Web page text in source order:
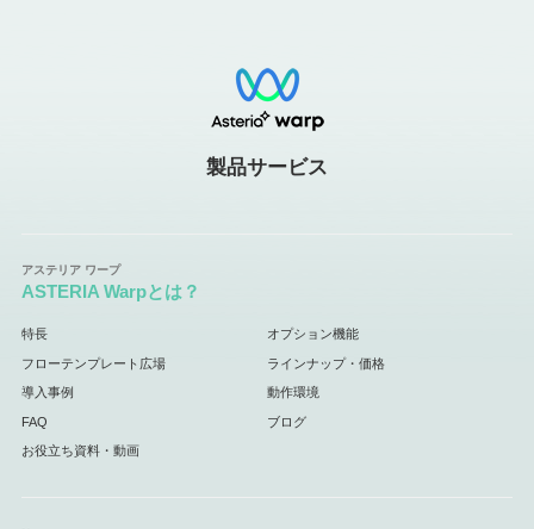
製品サービス
ASTERIA Warpとは？
特長 オプション機能
フローテンプレート広場 ラインナップ・価格
導入事例 動作環境
FAQ ブログ
お役立ち資料・動画